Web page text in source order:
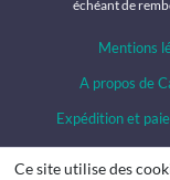
échéant de
Mentions
A propos de
Expédition et
Droit de
Ce site utilise des